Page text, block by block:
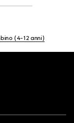
(4-12 anni)